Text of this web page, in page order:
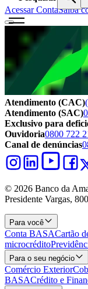
Acessar ContaSaiba
Atendimento (CAC)
Atendimento (SAC)
Exclusivo para
Ouvidoria0800 722
Canal de denúncias
© 2026 Banco da
Presidente Vargas,
Para você
Conta BASACartão
microcrédito
Para o seu negócio
Comércio Exterior
BASACrédito e